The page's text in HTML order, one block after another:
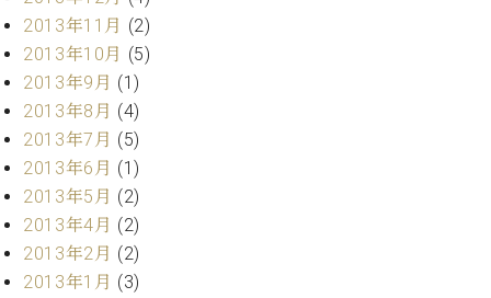
(調
律)
律
師
紹
介
調
料
金
表
2013年11月 (2)
2013年10月 (5)
2013年9月 (1)
2013年8月 (4)
2013年7月 (5)
2013年6月 (1)
2013年5月 (2)
2013年4月 (2)
2013年2月 (2)
2013年1月 (3)